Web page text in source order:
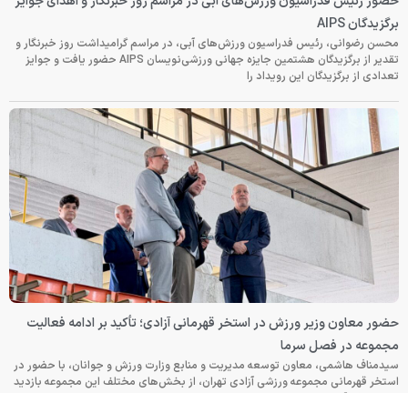
برگزیدگان AIPS
محسن رضوانی، رئیس فدراسیون ورزش‌های آبی، در مراسم گرامیداشت روز خبرنگار و
تقدیر از برگزیدگان هشتمین جایزه جهانی ورزشی‌نویسان AIPS حضور یافت و جوایز
تعدادی از برگزیدگان این رویداد را
حضور معاون وزیر ورزش در استخر قهرمانی آزادی؛ تأکید بر ادامه فعالیت
مجموعه در فصل سرما
سیدمناف هاشمی، معاون توسعه مدیریت و منابع وزارت ورزش و جوانان، با حضور در
استخر قهرمانی مجموعه ورزشی آزادی تهران، از بخش‌های مختلف این مجموعه بازدید